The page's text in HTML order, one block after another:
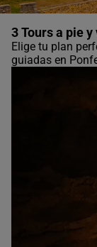
3 Tours a pie
Elige tu plan
guiadas en